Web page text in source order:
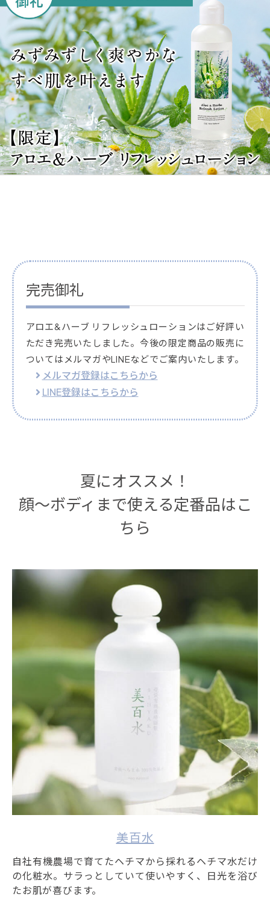
完売御礼
アロエ&ハーブ リフレッシュローションはご好評い
ただき完売いたしました。今後の限定商品の販売に
ついてはメルマガやLINEなどでご案内いたします。
メルマガ登録はこちらから
LINE登録はこちらから
夏にオススメ！
顔～ボディまで使える定番品はこ
ちら
美百水
自社有機農場で育てたヘチマから採れるヘチマ水だけ
の化粧水。サラっとしていて使いやすく、日光を浴び
たお肌が喜びます。